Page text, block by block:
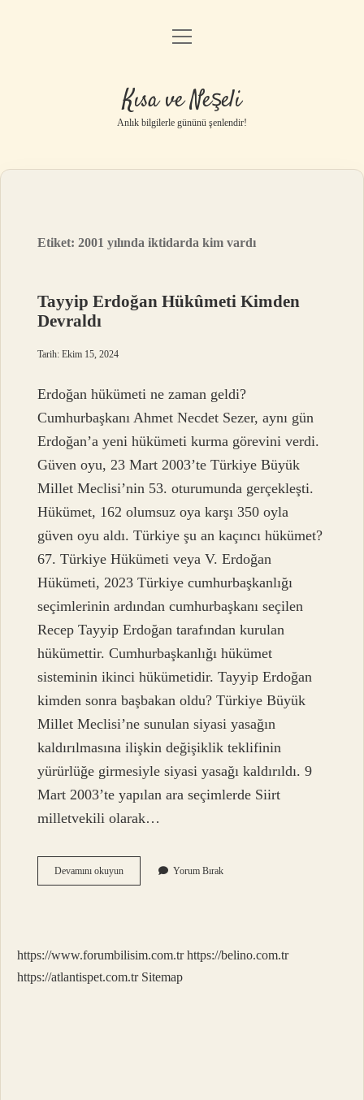
Anasayfa
Yasal Uyarı
menüyü
Kısa ve Neşeli
Anlık bilgilerle gününü şenlendir!
Etiket:2001 yılında iktidarda kim vardı
Tayyip Erdoğan Hükûmeti Kimden
Devraldı
Tarih: Ekim 15, 2024
Erdoğan hükümeti ne zaman geldi?
Cumhurbaşkanı Ahmet Necdet Sezer, aynı gün
Erdoğan’a yeni hükümeti kurma görevini verdi.
Güven oyu, 23 Mart 2003’te Türkiye Büyük
Millet Meclisi’nin 53. oturumunda gerçekleşti.
Hükümet, 162 olumsuz oya karşı 350 oyla
güven oyu aldı. Türkiye şu an kaçıncı hükümet?
67. Türkiye Hükümeti veya V. Erdoğan
Hükümeti, 2023 Türkiye cumhurbaşkanlığı
seçimlerinin ardından cumhurbaşkanı seçilen
Recep Tayyip Erdoğan tarafından kurulan
hükümettir. Cumhurbaşkanlığı hükümet
sisteminin ikinci hükümetidir. Tayyip Erdoğan
kimden sonra başbakan oldu? Türkiye Büyük
Millet Meclisi’ne sunulan siyasi yasağın
kaldırılmasına ilişkin değişiklik teklifinin
yürürlüğe girmesiyle siyasi yasağı kaldırıldı. 9
Mart 2003’te yapılan ara seçimlerde Siirt
milletvekili olarak…
Devamını okuyunTayyip
Erdoğan
Yorum Bırak
https://www.forumbilisim.com.tr https://belino.com.tr
https://atlantispet.com.tr Sitemap